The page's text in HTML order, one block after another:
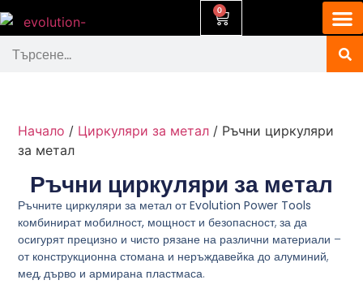
0
Начало / Циркуляри за метал / Ръчни циркуляри
за метал
Ръчни циркуляри за метал
Ръчните циркуляри за метал отEvolution Power Tools
комбинират мобилност, мощност и безопасност, за да
осигурят прецизно и чисто рязане на различни материали –
от конструкционна стомана и неръждавейка до алуминий,
мед, дърво и армирана пластмаса.